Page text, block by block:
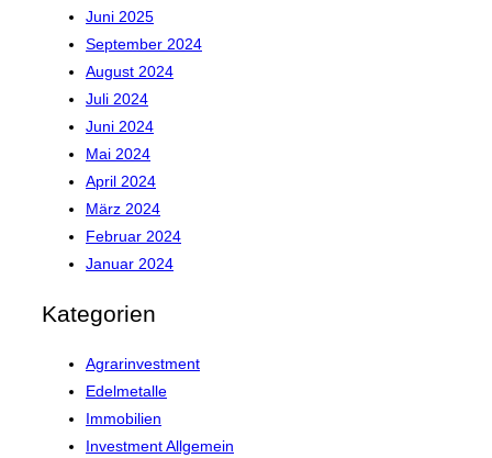
Juni 2025
September 2024
August 2024
Juli 2024
Juni 2024
Mai 2024
April 2024
März 2024
Februar 2024
Januar 2024
Kategorien
Agrarinvestment
Edelmetalle
Immobilien
Investment Allgemein